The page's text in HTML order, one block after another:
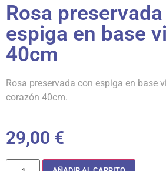
Rosa
espiga en base
40cm
Rosa preservada con espiga en base
corazón 40cm.
29,00 €